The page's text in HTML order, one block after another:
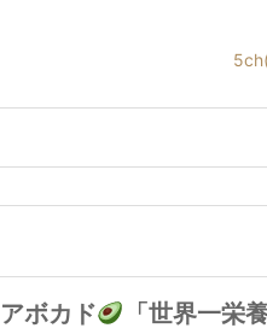
アボカド
「世界一栄